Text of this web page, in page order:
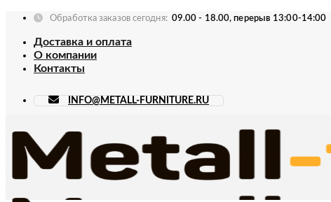
Skip
content
Обработка заказов сегодня: 09.00 - 18.00, перерыв 13:00-14:00
Доставка и оплата
О компании
Контакты
INFO@METALL-FURNITURE.RU